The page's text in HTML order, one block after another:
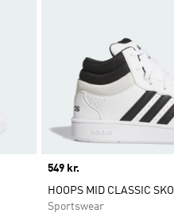
Price
549 kr.
HOOPS MID CLASSIC SKO
Sportswear